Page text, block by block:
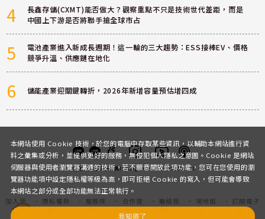
4
長鑫存儲(CXMT)能否做大？觀察重點不只是技術世代差距，而是
中國上下游是否將聯手搶全球市占
5
電池產業進入新成長週期！這一輪的三大趨勢：ESS接棒EV、價格
競爭升溫、供應鏈在地化
6 儲能產業迎關鍵轉折，2026年新增容量預估增四成
客服 討論區粉絲團InstagramYoutubePodcast
加入我
們
隱私權政
服務條
合作提
聯絡我
場地租
訂閱電子
本網站使用 Cookie 技術，於您的電腦中存取某些資訊，以輔助本網站進行資
料之彙集或分析，並提供更好的服務，無侵犯個人隱私之意圖。Cookie 是網站
伺服器與使用者瀏覽器溝通的技術，若不願意開放此項功能，您可在您使用的瀏
覽器功能項中設定隱私權等級為高，即可拒絕 Cookie 的寫入，但可能會導致
本網站之部分或全部功能無法正常執行。
我知道了